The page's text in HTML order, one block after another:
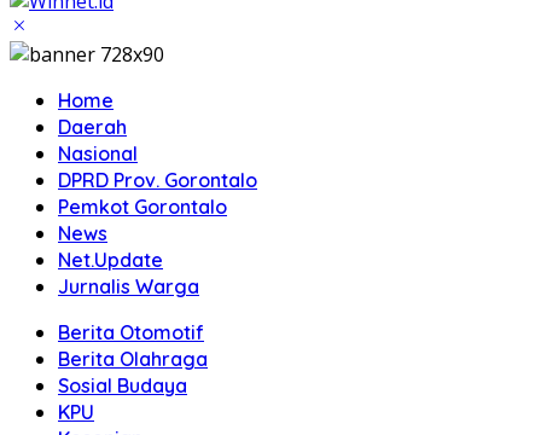
Home
Daerah
Nasional
DPRD Prov. Gorontalo
Pemkot Gorontalo
News
Net.Update
Jurnalis Warga
Berita Otomotif
Berita Olahraga
Sosial Budaya
KPU